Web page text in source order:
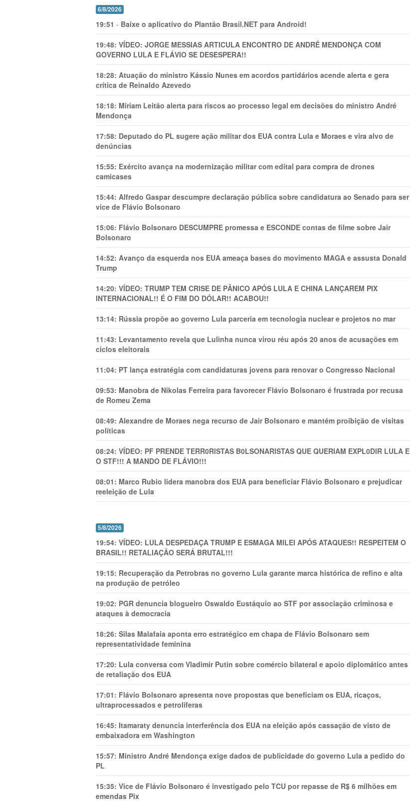
6/8/2026
19:51 - Baixe o aplicativo do Plantão Brasil.NET para Android!
19:48: VÍDEO: JORGE MESSIAS ARTICULA ENCONTRO DE ANDRÉ MENDONÇA COM
GOVERNO LULA E FLÁVIO SE DESESPERA!!
18:28: Atuação do ministro Kássio Nunes em acordos partidários acende alerta e gera
crítica de Reinaldo Azevedo
18:18: Míriam Leitão alerta para riscos ao processo legal em decisões do ministro André
Mendonça
17:58: Deputado do PL sugere ação militar dos EUA contra Lula e Moraes e vira alvo de
denúncias
15:55: Exército avança na modernização militar com edital para compra de drones
camicases
15:44: Alfredo Gaspar descumpre declaração pública sobre candidatura ao Senado para ser
vice de Flávio Bolsonaro
15:06: Flávio Bolsonaro DESCUMPRE promessa e ESCONDE contas de filme sobre Jair
Bolsonaro
14:52: Avanço da esquerda nos EUA ameaça bases do movimento MAGA e assusta Donald
Trump
14:20: VÍDEO: TRUMP TEM CRlSE DE PÂNlCO APÓS LULA E CHINA LANÇAREM PIX
INTERNACIONAL!! É O FIM DO DÓLAR!! ACABOU!!
13:14: Rússia propõe ao governo Lula parceria em tecnologia nuclear e projetos no mar
11:43: Levantamento revela que Lulinha nunca virou réu após 20 anos de acusações em
ciclos eleitorais
11:04: PT lança estratégia com candidaturas jovens para renovar o Congresso Nacional
09:53: Manobra de Nikolas Ferreira para favorecer Flávio Bolsonaro é frustrada por recusa
de Romeu Zema
08:49: Alexandre de Moraes nega recurso de Jair Bolsonaro e mantém proibição de visitas
políticas
08:24: VÍDEO: PF PRENDE TERR0RlSTAS B0LSONARlSTAS QUE QUERIAM EXPL0DlR LULA E
O STF!!! A MANDO DE FLÁVIO!!!
08:01: Marco Rubio lidera manobra dos EUA para beneficiar Flávio Bolsonaro e prejudicar
reeleição de Lula
5/8/2026
19:54: VÍDEO: LULA DESPEDAÇA TRUMP E ESMAGA MILEI APÓS ATAQUES!! RESPEITEM O
BRASIL!! RETALIAÇÃO SERÁ BRUTAL!!!
19:15: Recuperação da Petrobras no governo Lula garante marca histórica de refino e alta
na produção de petróleo
19:02: PGR denuncia blogueiro Oswaldo Eustáquio ao STF por associação criminosa e
ataques à democracia
18:26: Silas Malafaia aponta erro estratégico em chapa de Flávio Bolsonaro sem
representatividade feminina
17:20: Lula conversa com Vladimir Putin sobre comércio bilateral e apoio diplomático antes
de retaliação dos EUA
17:01: Flávio Bolsonaro apresenta nove propostas que beneficiam os EUA, ricaços,
ultraprocessados e petrolíferas
16:45: Itamaraty denuncia interferência dos EUA na eleição após cassação de visto de
embaixadora em Washington
15:57: Ministro André Mendonça exige dados de publicidade do governo Lula a pedido do
PL
15:35: Vice de Flávio Bolsonaro é investigado pelo TCU por repasse de R$ 6 milhões em
emendas Pix